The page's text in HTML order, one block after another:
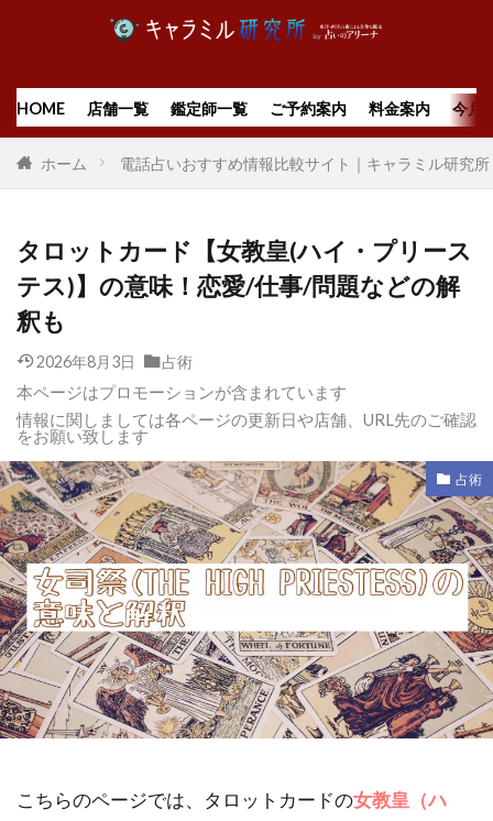
HOME 店舗一覧 鑑定師一覧 ご予約案内 料金案内 今月
ホーム 電話占いおすすめ情報比較サイト｜キャラミル研究所
タロットカード【女教皇(ハイ・プリース
テス)】の意味！恋愛/仕事/問題などの解
釈も
2026年8月3日 占術
本ページはプロモーションが含まれています
情報に関しましては各ページの更新日や店舗、URL先のご確認
をお願い致します
占術
こちらのページでは、タロットカードの女教皇（ハ